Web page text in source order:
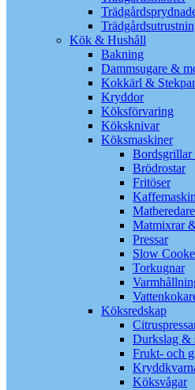
Kök & Hushåll
Bakning
Dammsugare &
Kokkärl &
Kryddor
Köksförvaring
Köksknivar
Köksmaskiner
Brödrostar
Fritöser
Matmixrar
Pressar
Slow
Torkugnar
Köksredskap
Durkslag &
Frukt- och
Köksvågar